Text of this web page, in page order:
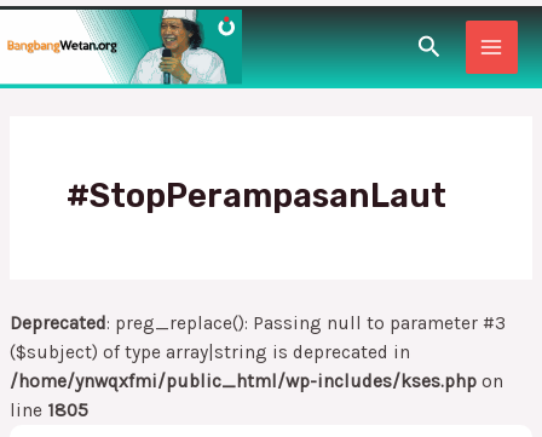
ke
Cari
#StopPerampasanLaut
Deprecated: preg_replace(): Passing null to parameter #3
($subject) of type array|string is deprecated in
/home/ynwqxfmi/public_html/wp-includes/kses.php on
line 1805